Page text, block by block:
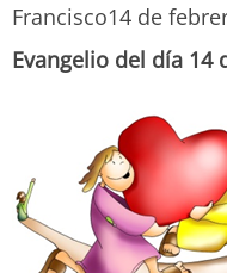
Francisco14 de
Evangelio del día 14